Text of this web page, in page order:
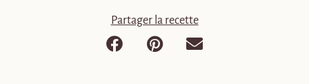
Partager la recette